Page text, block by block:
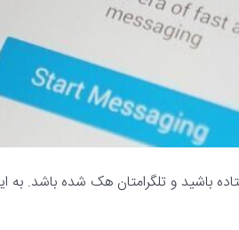
باشید و تلگرامتان هک شده باشد.